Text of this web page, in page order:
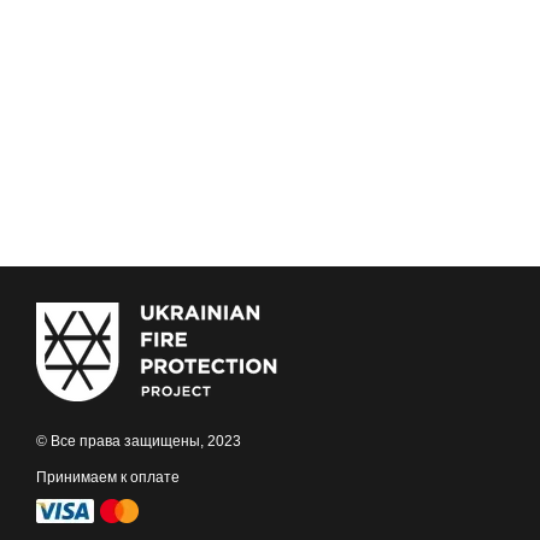
© Все права защищены, 2023
Принимаем к оплате